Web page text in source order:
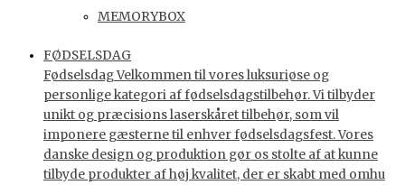
MEMORYBOX
FØDSELSDAG
Fødselsdag Velkommen til vores luksuriøse og
personlige kategori af fødselsdagstilbehør. Vi tilbyder
unikt og præcisions laserskåret tilbehør, som vil
imponere gæsterne til enhver fødselsdagsfest. Vores
danske design og produktion gør os stolte af at kunne
tilbyde produkter af høj kvalitet, der er skabt med omhu